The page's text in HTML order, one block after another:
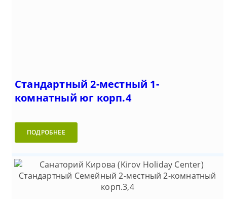
Стандартный 2-местный 1-
комнатный юг корп.4
ПОДРОБНЕЕ